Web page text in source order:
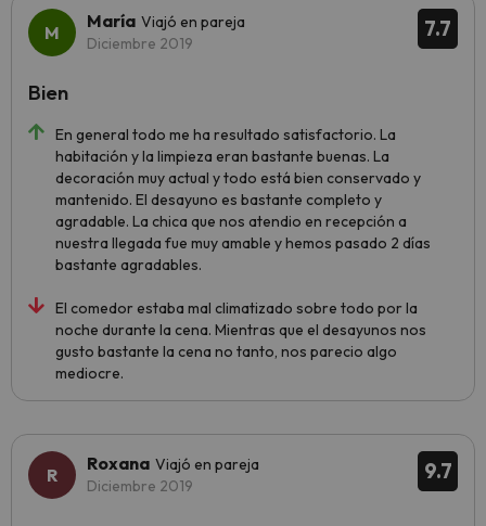
7.7
María Viajó en pareja
Diciembre 2019
En general todo me ha resultado satisfactorio. La
habitación y la limpieza eran bastante buenas. La
decoración muy actual y todo está bien conservado y
mantenido. El desayuno es bastante completo y
agradable. La chica que nos atendio en recepción a
nuestra llegada fue muy amable y hemos pasado 2 días
bastante agradables.
El comedor estaba mal climatizado sobre todo por la
noche durante la cena. Mientras que el desayunos nos
gusto bastante la cena no tanto, nos parecio algo
mediocre.
Bien
9.7
Roxana Viajó en pareja
Diciembre 2019